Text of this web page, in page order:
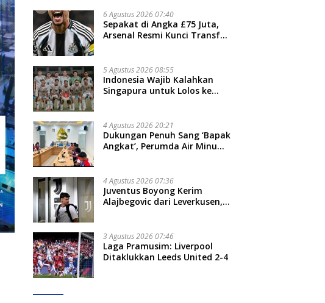
6 Agustus 2026 07:40
Sepakat di Angka £75 Juta,
Arsenal Resmi Kunci Transfer
5 Agustus 2026 08:55
Indonesia Wajib Kalahkan
Singapura untuk Lolos ke
4 Agustus 2026 20:21
Dukungan Penuh Sang ‘Bapak
Angkat’, Perumda Air Minum
4 Agustus 2026 07:36
Juventus Boyong Kerim
Alajbegovic dari Leverkusen,
3 Agustus 2026 07:46
Laga Pramusim: Liverpool
Ditaklukkan Leeds United 2-4